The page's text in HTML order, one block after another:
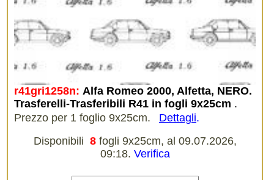
r41gri1258n: Alfa Romeo 2000, Alfetta, NERO.
Trasferelli-Trasferibili R41 in fogli 9x25cm .
Prezzo per 1 foglio 9x25cm.
Dettagli.
Disponibili 8 fogli 9x25cm, al 09.07.2026,
09:18. Verifica